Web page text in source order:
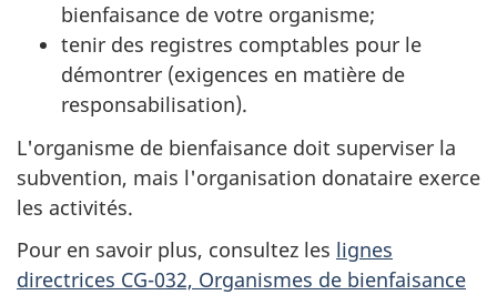
bienfaisance de votre organisme;
tenir des registres comptables pour le
démontrer (exigences en matière de
responsabilisation).
L'organisme de bienfaisance doit superviser la
subvention, mais l'organisation donataire exerce
les activités.
Pour en savoir plus, consultez les lignes
directrices CG-032, Organismes de bienfaisance